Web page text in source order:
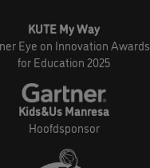
KUTE My Way
Eye on Innovation Awards
for Education 2025
Kids&Us Manresa
Hoofdsponsor